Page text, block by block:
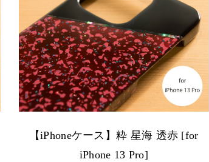
【iPhoneケース】粋 星海 透赤 [for
iPhone 13 Pro]